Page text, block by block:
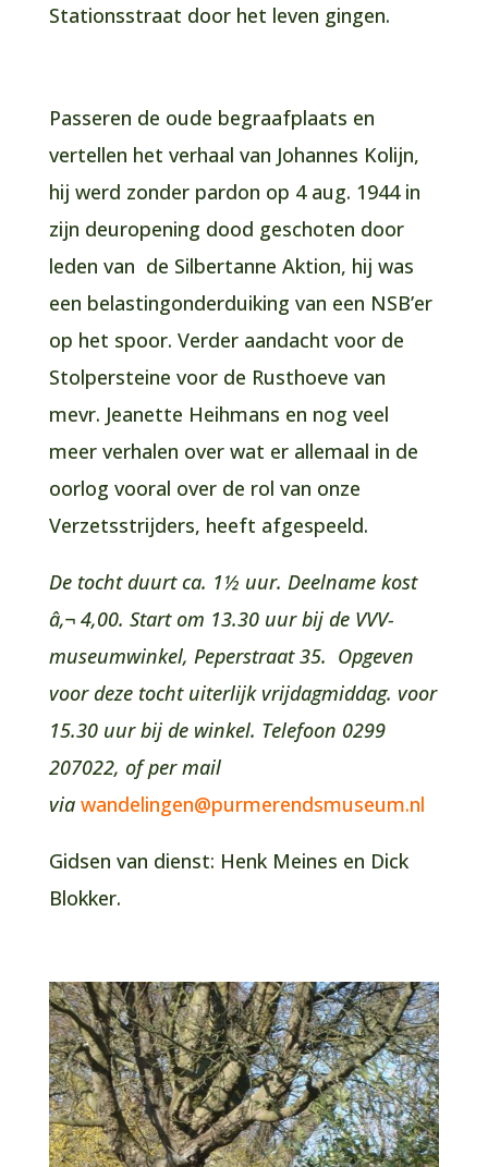
Stationsstraat door het leven gingen.
Passeren de oude begraafplaats en
vertellen het verhaal van Johannes Kolijn,
hij werd zonder pardon op 4 aug. 1944 in
zijn deuropening dood geschoten door
leden van de Silbertanne Aktion, hij was
een belastingonderduiking van een NSB’er
op het spoor. Verder aandacht voor de
Stolpersteine voor de Rusthoeve van
mevr. Jeanette Heihmans en nog veel
meer verhalen over wat er allemaal in de
oorlog vooral over de rol van onze
Verzetsstrijders, heeft afgespeeld.
De tocht duurt ca. 1½ uur. Deelname kost
â‚¬ 4,00. Start om 13.30 uur bij de VVV-
museumwinkel, Peperstraat 35. Opgeven
voor deze tocht uiterlijk vrijdagmiddag. voor
15.30 uur bij de winkel. Telefoon 0299
207022, ofper mail
via wandelingen@purmerendsmuseum.nl
Gidsen van dienst: Henk Meines en Dick
Blokker.